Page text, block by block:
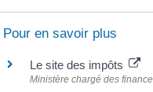
Pour en savoir plus
Le site des impôts
Ministère chargé des